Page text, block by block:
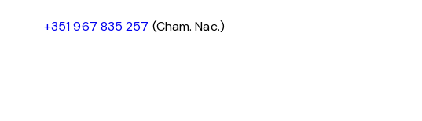
+351 967 835 257 (Cham. Nac.)